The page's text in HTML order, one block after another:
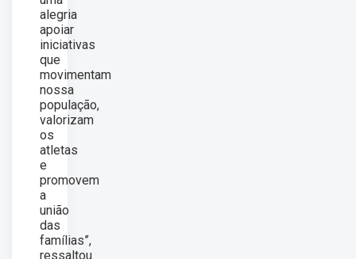
alegria
apoiar
iniciativas
que
movimentam
nossa
população,
valorizam
os
atletas
e
promovem
a
união
das
famílias”,
ressaltou